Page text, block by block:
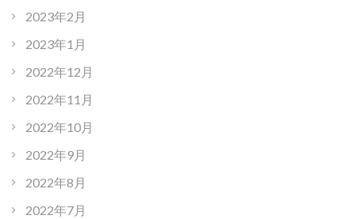
2023年2月
2023年1月
2022年12月
2022年11月
2022年10月
2022年9月
2022年8月
2022年7月